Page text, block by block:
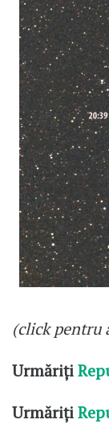
(click pentru
Urmăriți
Urmăriți